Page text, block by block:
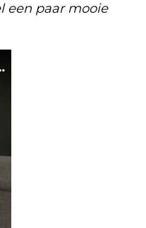
een paar mooie